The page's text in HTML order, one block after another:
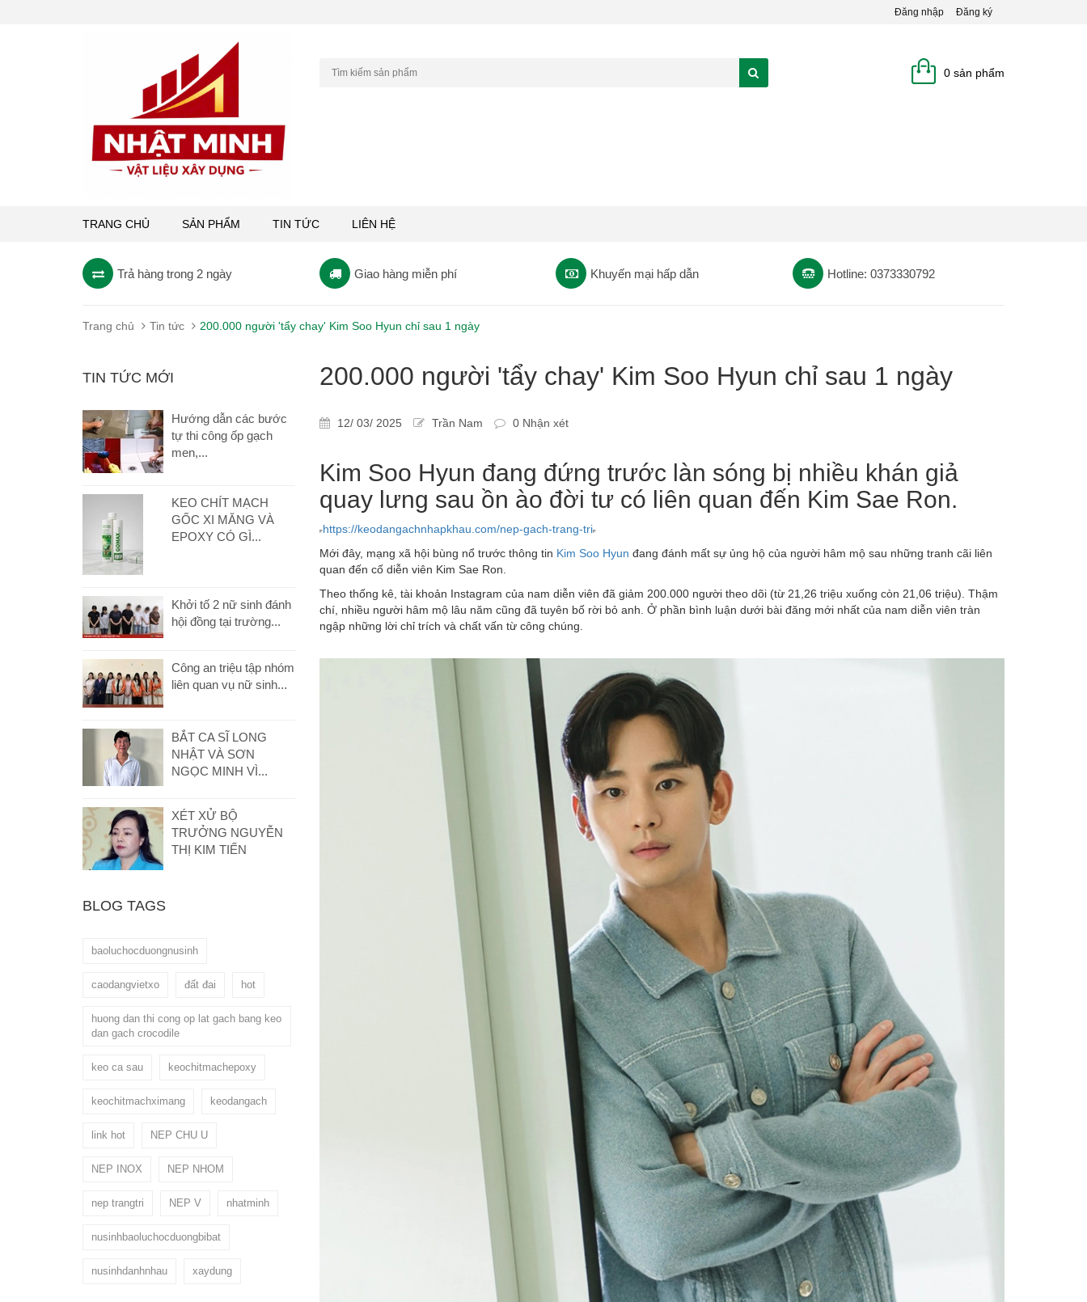
Đăng nhập Đăng ký
0 sản phẩm
TRANG CHỦ SẢN PHẨM TIN TỨC LIÊN HỆ
Trả hàng trong 2 ngày Giao hàng miễn phí Khuyến mại hấp dẫn Hotline: 0373330792
Trang chủ Tin tức 200.000 người 'tẩy chay' Kim Soo Hyun chỉ sau 1 ngày
200.000 người 'tẩy chay' Kim Soo Hyun chỉ sau 1 ngày
12/ 03/ 2025 Trần Nam 0 Nhận xét
Kim Soo Hyun đang đứng trước làn sóng bị nhiều khán giả
quay lưng sau ồn ào đời tư có liên quan đến Kim Sae Ron.
https://keodangachnhapkhau.com/nep-gach-trang-tri
Mới đây, mạng xã hội bùng nổ trước thông tin Kim Soo Hyun đang đánh mất sự ủng hộ của người hâm mộ sau những tranh cãi liên
quan đến cố diễn viên Kim Sae Ron.
Theo thống kê, tài khoản Instagram của nam diễn viên đã giảm 200.000 người theo dõi (từ 21,26 triệu xuống còn 21,06 triệu). Thậm
chí, nhiều người hâm mộ lâu năm cũng đã tuyên bố rời bỏ anh. Ở phần bình luận dưới bài đăng mới nhất của nam diễn viên tràn
ngập những lời chỉ trích và chất vấn từ công chúng.
TIN TỨC MỚI
Hướng dẫn các bước
tự thi công ốp gạch
men,...
KEO CHÍT MẠCH
GỐC XI MĂNG VÀ
EPOXY CÓ GÌ...
Khởi tố 2 nữ sinh đánh
hội đồng tại trường...
Công an triệu tập nhóm
liên quan vụ nữ sinh...
BẮT CA SĨ LONG
NHẬT VÀ SƠN
NGỌC MINH VÌ...
XÉT XỬ BỘ
TRƯỞNG NGUYỄN
THỊ KIM TIẾN
BLOG TAGS
baoluchocduongnusinh
caodangvietxo đất đai hot
huong dan thi cong op lat gach bang keo
dan gach crocodile
keo ca sau keochitmachepoxy
keochitmachximang keodangach
link hot NEP CHU U
NEP INOX NEP NHOM
nep trangtri NEP V nhatminh
nusinhbaoluchocduongbibat
nusinhdanhnhau xaydung